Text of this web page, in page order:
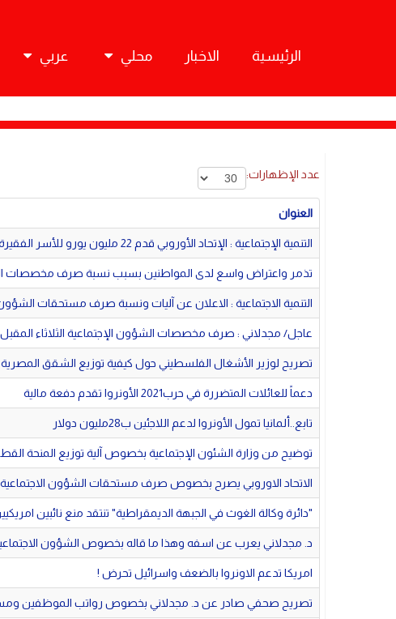
الرئيسية الاخبار محلي عربي
عدد الإظهارات:
العنوان
التنمية الإجتماعية : الإتحاد الأوروبي قدم 22 مليون يورو للأسر الفقيرة
تذمر واعتراض واسع لدى المواطنين بسبب نسبة صرف مخصصات
التنمية الاجتماعية : الاعلان عن آليات ونسبة صرف مستحقات
عاجل/ مجدلاني : صرف مخصصات الشؤون الإجتماعية الثلاثاء المقبل
تصريح لوزير الأشغال الفلسطيني حول كيفية توزيع الشقق المصرية
دعماً للعائلات المتضررة في حرب2021 الأونروا تقدم دفعة مالية
تابع..ألمانيا تمول الأونروا لدعم اللاجئين ب28مليون دولار
توضيح من وزارة الشئون الإجتماعية بخصوص آلية توزيع المنحة
الاتحاد الاوروبي يصرح بخصوص صرف مستحقات الشؤون
"دائرة وكالة الغوث في الجبهة الديمقراطية" تنتقد منع نائبين
د. مجدلاني يعرب عن اسفه وهذا ما قاله بخصوص الشؤون
امريكا تدعم الاونروا بالضعف واسرائيل تحرض !
تصريح صحفي صادر عن د. مجدلاني بخصوص رواتب الموظفين